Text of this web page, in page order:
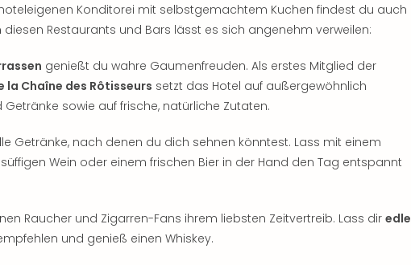
Konditorei mit selbstgemachtem Kuchen findest du auch
Restaurants und Bars lässt es sich angenehm verweilen:
genießt du wahre Gaumenfreuden. Als erstes Mitglied der
la Chaîne des Rôtisseurs setzt das Hotel auf außergewöhnlich
sowie auf frische, natürliche Zutaten.
Getränke, nach denen du dich sehnen könntest. Lass mit einem
Wein oder einem frischen Bier in der Hand den Tag entspannt
Raucher und Zigarren-Fans ihrem liebsten Zeitvertreib. Lass diredle
und genieß einen Whiskey.